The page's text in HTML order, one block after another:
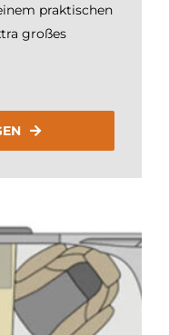
praktischen
großes